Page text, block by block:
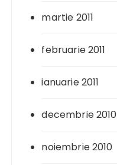
martie 2011
februarie 2011
ianuarie 2011
decembrie 2010
noiembrie 2010